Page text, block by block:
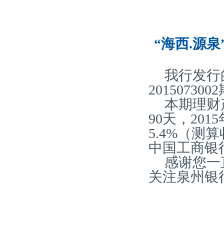
“海西.源
我行发行
本期理财
90天，
5.4%（测
中国工商银
感谢您
关注泉州银